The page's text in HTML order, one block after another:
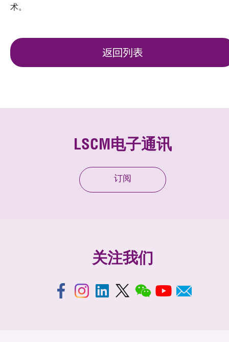
术。
返回列表
LSCM电子通讯
订阅
关注我们